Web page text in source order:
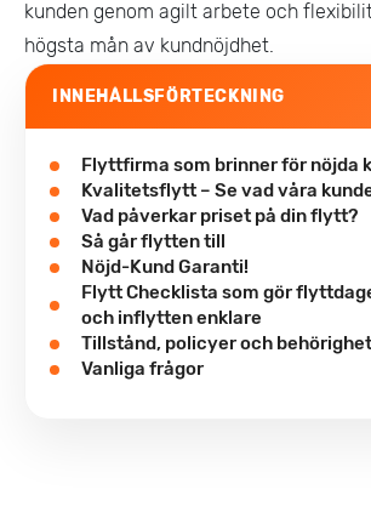
kunden genom agilt arbete och
högsta mån av kundnöjdhet.
INNEHÅLLSFÖRTECKNING
Flyttfirma som brinner för nöjda
Kvalitetsflytt – Se vad våra
Vad påverkar priset på din flytt?
Så går flytten till
Nöjd-Kund Garanti!
Flytt Checklista som gör
och inflytten enklare
Tillstånd, policyer och
Vanliga frågor